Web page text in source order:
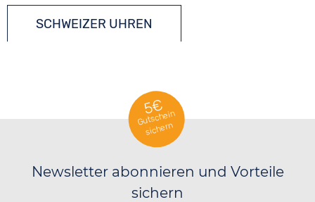
SCHWEIZER UHREN
5€
Gutschein
sichern
Newsletter abonnieren und Vorteile
sichern